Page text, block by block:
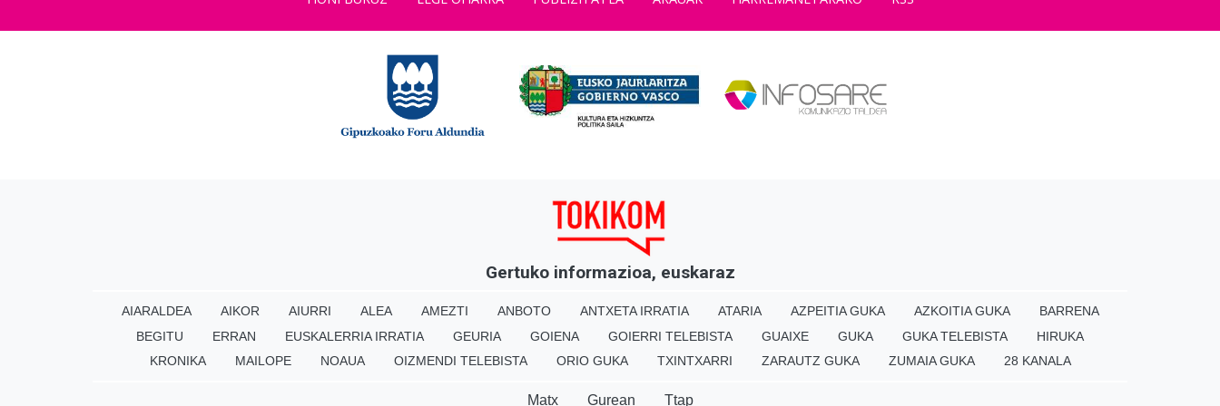
Gertuko informazioa, euskaraz
AIARALDEA AIKOR AIURRI ALEA AMEZTI ANBOTO ANTXETA IRRATIA ATARIA AZPEITIA GUKA AZKOITIA GUKA
BARRENA
BEGITU
ERRAN EUSKALERRIA IRRATIA GEURIA GOIENA GOIERRI TELEBISTA GUAIXE GUKA GUKA TELEBISTA
HIRUKA
KRONIKA
MAILOPE NOAUA OIZMENDI TELEBISTA ORIO GUKA TXINTXARRI ZARAUTZ GUKA ZUMAIA GUKA 28 KANALA
Matx Gurean Ttap